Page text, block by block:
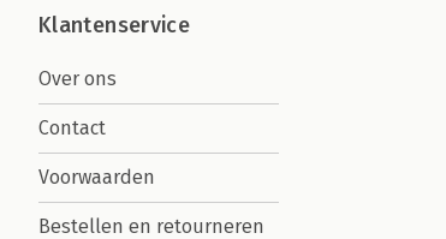
Klantenservice
Over ons
Contact
Voorwaarden
Bestellen en retourneren